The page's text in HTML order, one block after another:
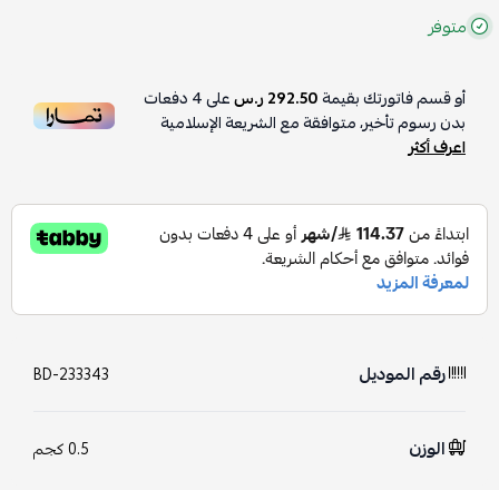
متوفر
أو قسم فاتورتك بقيمة292.50 ر.س على4دفعات
بدون رسوم تأخير، متوافقة مع الشريعة الإسلامية
اعرف أكثر
رقم الموديل BD-233343
الوزن 0.5 كجم